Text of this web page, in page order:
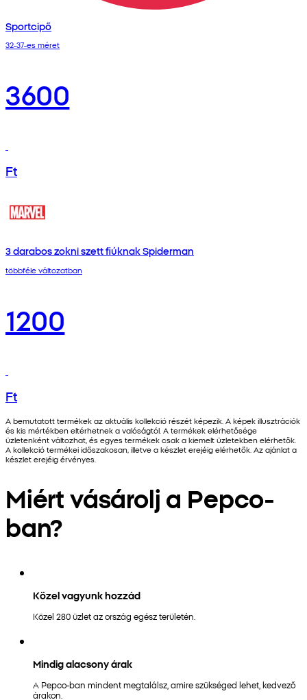
Sportcipő
32-37-es méret
3600
Ft
3 darabos zokni szett fiúknak Spiderman
többféle változatban
1200
Ft
A bemutatott termékek az aktuális kollekció részét képezik. A képek illusztrációk
és kis mértékben eltérhetnek a valóságtól. A termékek elérhetősége
üzletenként változhat, és egyes termékek csak a kiemelt üzletekben elérhetők.
A kollekció termékei időszakosan, illetve a készlet erejéig elérhetők. Az ajánlat a
készlet erejéig érvényes.
Miért vásárolj a Pepco-
ban?
Közel vagyunk hozzád
Közel 280 üzlet az ország egész területén.
Mindig alacsony árak
A Pepco-ban mindent megtalálsz, amire szükséged lehet, kedvező
árakon.